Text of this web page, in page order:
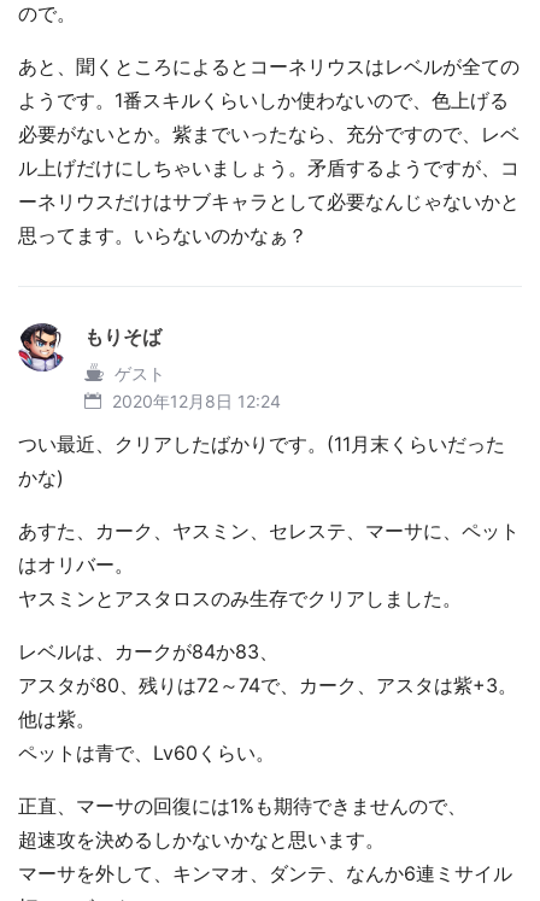
ので。
あと、聞くところによるとコーネリウスはレベルが全ての
ようです。1番スキルくらいしか使わないので、色上げる
必要がないとか。紫までいったなら、充分ですので、レベ
ル上げだけにしちゃいましょう。矛盾するようですが、コ
ーネリウスだけはサブキャラとして必要なんじゃないかと
思ってます。いらないのかなぁ？
もりそば
ゲスト
2020年12月8日 12:24
つい最近、クリアしたばかりです。(11月末くらいだった
かな)
あすた、カーク、ヤスミン、セレステ、マーサに、ペット
はオリバー。
ヤスミンとアスタロスのみ生存でクリアしました。
レベルは、カークが84か83、
アスタが80、残りは72～74で、カーク、アスタは紫+3。
他は紫。
ペットは青で、Lv60くらい。
正直、マーサの回復には1%も期待できませんので、
超速攻を決めるしかないかなと思います。
マーサを外して、キンマオ、ダンテ、なんか6連ミサイル